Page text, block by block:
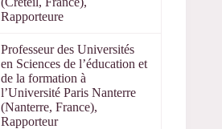
Rapporteure
Professeur des Universités
en Sciences de l’éducation et
de la formation à
l’Université Paris Nanterre
(Nanterre, France),
Rapporteur